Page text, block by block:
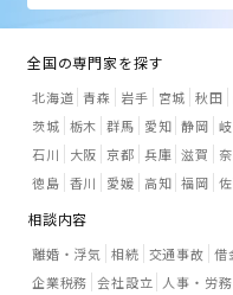
全国の専門家を探す
北海道 青森 岩手 宮城 秋田
茨城 栃木 群馬 愛知 静岡
石川
大阪 京都 兵庫 滋賀
徳島 香川 愛媛 高知 福岡
相談内容
離婚・浮気 相続 交通事故 借
企業税務 会社設立 人事・労務